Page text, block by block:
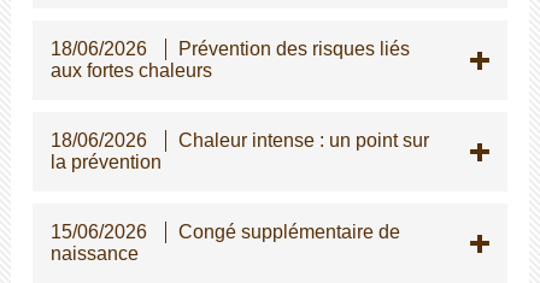
18/06/2026
Prévention des risques liés
aux fortes chaleurs
18/06/2026
Chaleur intense : un point sur
la prévention
15/06/2026
Congé supplémentaire de
naissance